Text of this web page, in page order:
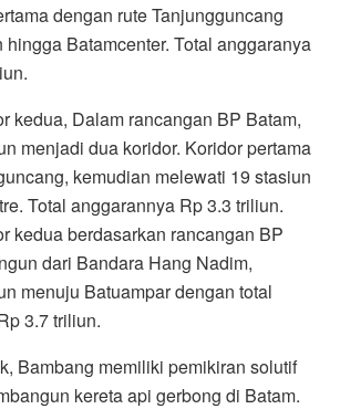
dengan rute Tanjungguncang
Batamcenter. Total anggaranya
kedua, Dalam rancangan BP Batam,
menjadi dua koridor. Koridor pertama
kemudian melewati 19 stasiun
Total anggarannya Rp 3.3 triliun.
kedua berdasarkan rancangan BP
dari Bandara Hang Nadim,
menuju Batuampar dengan total
3.7 triliun.
Bambang memiliki pemikiran solutif
kereta api gerbong di Batam.